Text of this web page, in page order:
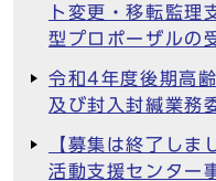
ト変更・移転監理
型プロポーザルの
令和4年度後期高
及び封入封緘業務
【募集は終了しま
活動支援センター